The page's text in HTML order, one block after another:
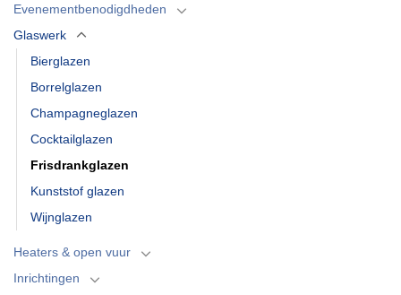
Evenementbenodigdheden
Glaswerk
Bierglazen
Borrelglazen
Champagneglazen
Cocktailglazen
Frisdrankglazen
Kunststof glazen
Wijnglazen
Heaters & open vuur
Inrichtingen